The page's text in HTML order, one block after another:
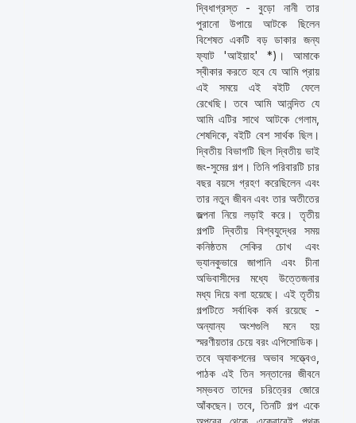
দ্বিধাগ্রস্ত - বুড়ো নানী তার
পুরানো উপায়ে আটকে ছিলেন
বিশেষত একটি বড় ডাকার জন্য
ফ্যাট 'আইয়াহ' *)। আমাকে
স্বীকার করতে হবে যে আমি প্রায়
এই সময়ে এই বইটি ফেলে
রেখেছি। তবে আমি আনন্দিত যে
আমি এটির সাথে আটকে গেলাম,
শেষদিকে, বইটি বেশ সার্থক ছিল।
দ্বিতীয় বিভাগটি ছিল দ্বিতীয় ভাই
জং-সুমের গল্প। তিনি পরিবারটি চার
বছর বয়সে গ্রহণ করেছিলেন এবং
তার নতুন জীবন এবং তার অতীতের
জল্পনা নিয়ে লড়াই করে। তৃতীয়
গল্পটি দ্বিতীয় বিশ্বযুদ্ধের সময়
কনিষ্ঠতম সেকির চোখ এবং
ভ্যানকুভারে জাপানি এবং চীনা
অভিবাসীদের মধ্যে উত্তেজনার
মধ্য দিয়ে বলা হয়েছে। এই তৃতীয়
গল্পটিতে সর্বাধিক কর্ম রয়েছে -
অন্যান্য অংশগুলি মনে হয়
স্মরণীয়তার চেয়ে বরং এপিসোডিক।
তবে অ্যাকশনের অভাব সত্ত্বেও,
পাঠক এই তিন সন্তানের জীবনে
সম্ভবত তাদের চরিত্রের জোরে
আঁকছেন। তবে, তিনটি গল্প একে